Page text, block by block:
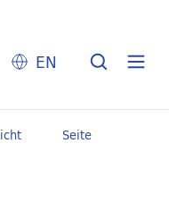
EN
Seite